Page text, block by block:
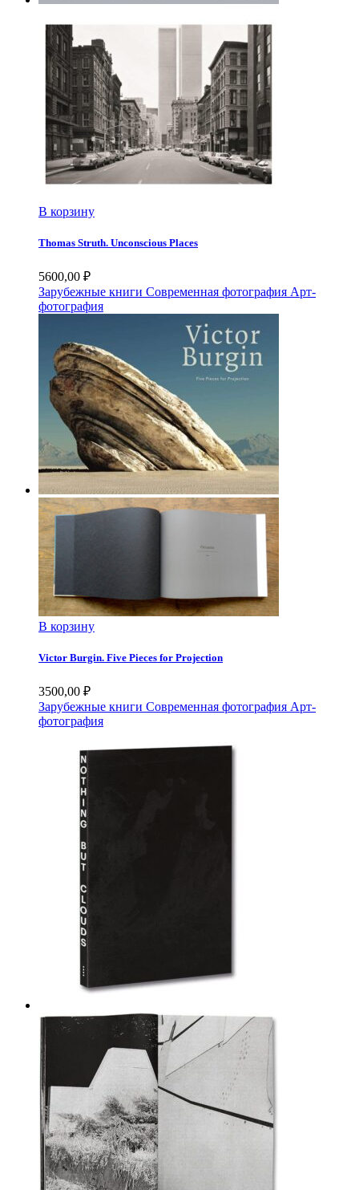
В корзину
Thomas Struth. Unconscious Places
5600,00 ₽
Зарубежные книги Современная фотография Арт-
фотография
В корзину
Victor Burgin. Five Pieces for Projection
3500,00 ₽
Зарубежные книги Современная фотография Арт-
фотография